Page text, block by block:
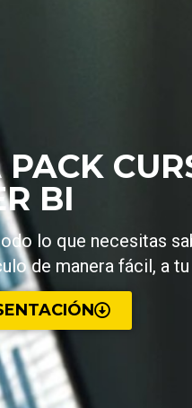
BI
lo que necesitas
de manera fácil, a